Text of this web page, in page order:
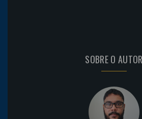
SOBRE O AUTOR